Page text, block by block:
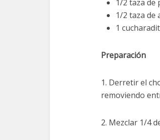
1/2 taza de
1/2 taza de
1
Preparación
1. Derretir el
removiendo
2. Mezclar 1/4